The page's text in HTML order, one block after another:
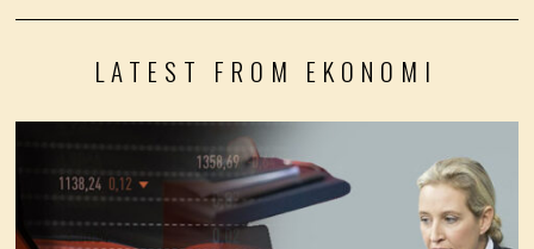
LATEST FROM EKONOMI